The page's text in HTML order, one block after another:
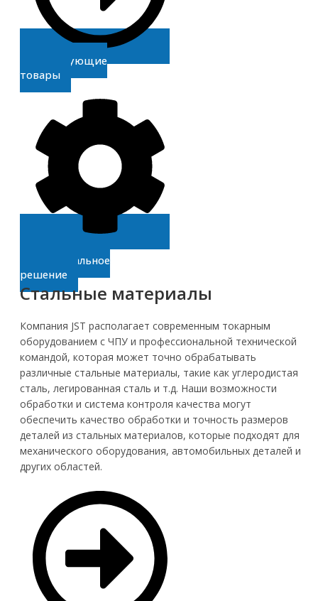
Сопутствующие
товары
индивидуальное
решение
Стальные материалы
Компания JST располагает современным токарным
оборудованием с ЧПУ и профессиональной технической
командой, которая может точно обрабатывать
различные стальные материалы, такие как углеродистая
сталь, легированная сталь и т.д. Наши возможности
обработки и система контроля качества могут
обеспечить качество обработки и точность размеров
деталей из стальных материалов, которые подходят для
механического оборудования, автомобильных деталей и
других областей.